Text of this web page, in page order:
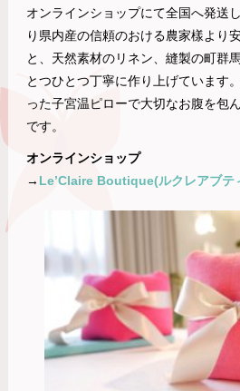
オンラインショップにて全国へ発送
り県内産の信頼のおける農家樣より
と、天然素材のリネン、縫製の町群
とつひとつ丁寧に作り上げています
った子宮温ピローで大切なお腹を包
です。
オンラインショップ
→ Le’Claire Boutique(ルクレアブテ